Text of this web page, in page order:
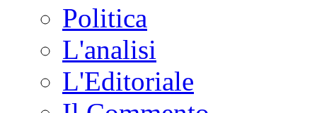
Politica
L'analisi
L'Editoriale